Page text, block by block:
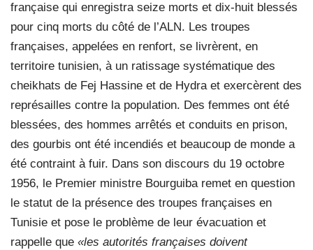
française qui enregistra seize morts et dix-huit blessés
pour cinq morts du côté de l’ALN. Les troupes
françaises, appelées en renfort, se livrèrent, en
territoire tunisien, à un ratissage systématique des
cheikhats de Fej Hassine et de Hydra et exercèrent des
représailles contre la population. Des femmes ont été
blessées, des hommes arrêtés et conduits en prison,
des gourbis ont été incendiés et beaucoup de monde a
été contraint à fuir. Dans son discours du 19 octobre
1956, le Premier ministre Bourguiba remet en question
le statut de la présence des troupes françaises en
Tunisie et pose le problème de leur évacuation et
rappelle que «les autorités françaises doivent